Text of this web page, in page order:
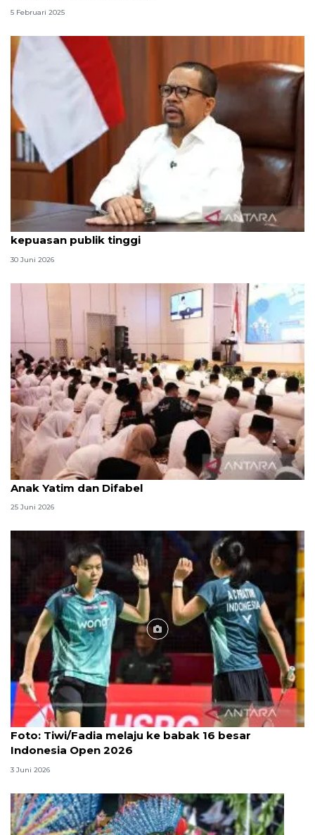
5 Februari 2025
Qodari: Pemerintah tak puas diri meski tingkat
kepuasan publik tinggi
30 Juni 2026
Menag jadikan setiap 10 Muharam sebagai Lebaran
Anak Yatim dan Difabel
25 Juni 2026
Foto
Foto: Tiwi/Fadia melaju ke babak 16 besar
Indonesia Open 2026
3 Juni 2026